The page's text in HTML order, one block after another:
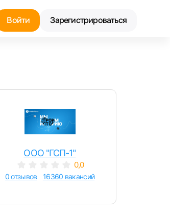
Войти Зарегистрироваться
ООО "ГСП-1"
0,0
0 отзывов 16360 вакансий